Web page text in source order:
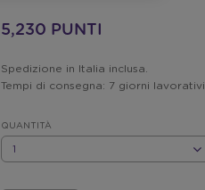
5,230 PUNTI
Spedizione in Italia inclusa.
Tempi di consegna: 7 giorni lavorativi.
QUANTITÀ